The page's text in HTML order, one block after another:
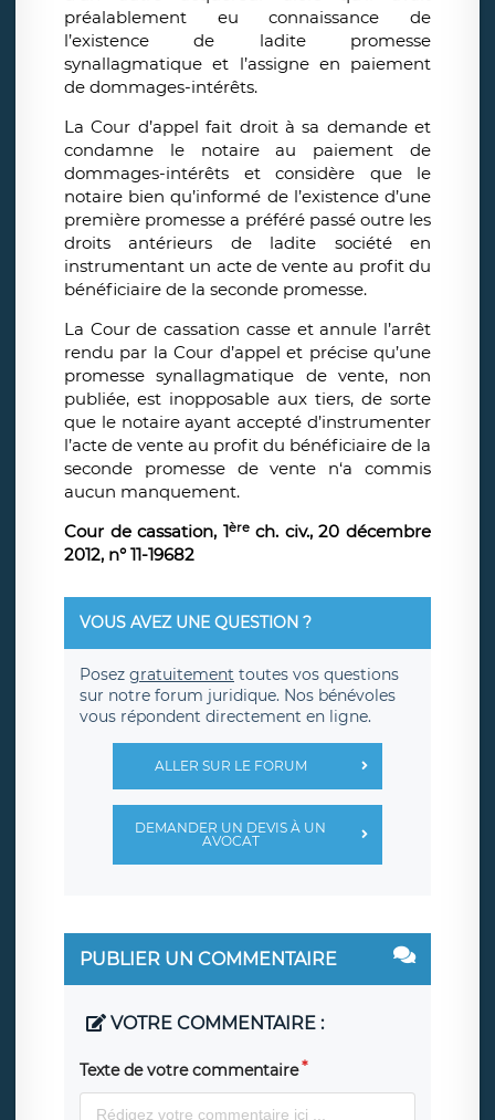
préalablement eu connaissance de
l’existence de ladite promesse
synallagmatique et l’assigne en paiement
de dommages-intérêts.
La Cour d’appel fait droit à sa demande et
condamne le notaire au paiement de
dommages-intérêts et considère que le
notaire bien qu’informé de l’existence d’une
première promesse a préféré passé outre les
droits antérieurs de ladite société en
instrumentant un acte de vente au profit du
bénéficiaire de la seconde promesse.
La Cour de cassation casse et annule l’arrêt
rendu par la Cour d’appel et précise qu’une
promesse synallagmatique de vente, non
publiée, est inopposable aux tiers, de sorte
que le notaire ayant accepté d’instrumenter
l’acte de vente au profit du bénéficiaire de la
seconde promesse de vente n‘a commis
aucun manquement.
Cour de cassation, 1èrech. civ., 20 décembre
2012, n° 11-19682
VOUS AVEZ UNE QUESTION ?
Posez gratuitement toutes vos questions
sur notre forum juridique. Nos bénévoles
vous répondent directement en ligne.
ALLER SUR LE FORUM
DEMANDER UN DEVIS À UN
AVOCAT
PUBLIER UN COMMENTAIRE
VOTRE COMMENTAIRE :
Texte de votre commentaire